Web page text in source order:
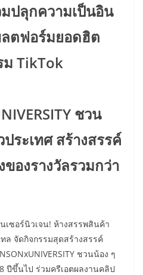
ปลุกความเป็นอิน
ตฟอร์มยอดฮิต
TikTok
ชวน
ระเทศ สร้างสรรค์
องรางวัลรวมกว่า
เซอร์นิวเจน! ห้างสรรพสินค้า
ล จัดกิจกรรมสุดสร้างสรรค์
ชวนน้อง ๆ
ปีขึ้นไป ร่วมครีเอตผลงานคลิป